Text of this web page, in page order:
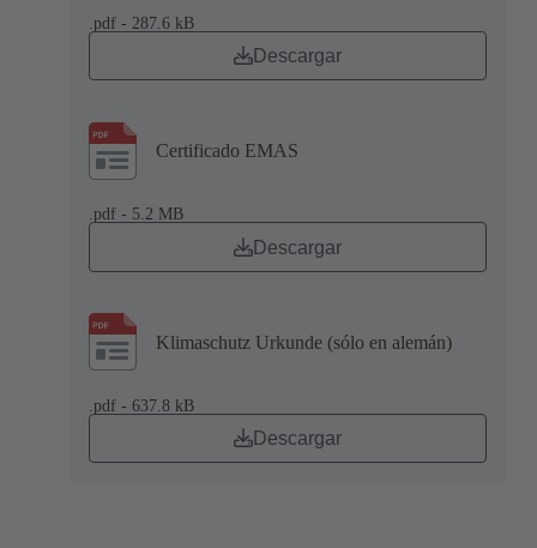
.pdf - 287.6 kB
Descargar
Certificado EMAS
.pdf - 5.2 MB
Descargar
Klimaschutz Urkunde (sólo en alemán)
.pdf - 637.8 kB
Descargar